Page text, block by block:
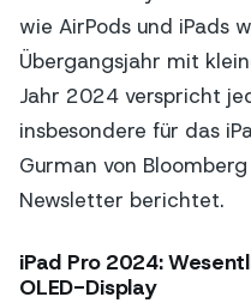
wie AirPods und iPads
Übergangsjahr mit
Jahr 2024 verspricht
insbesondere für das
Gurman von
Newsletter berichtet.
iPad Pro 2024:
OLED-Display